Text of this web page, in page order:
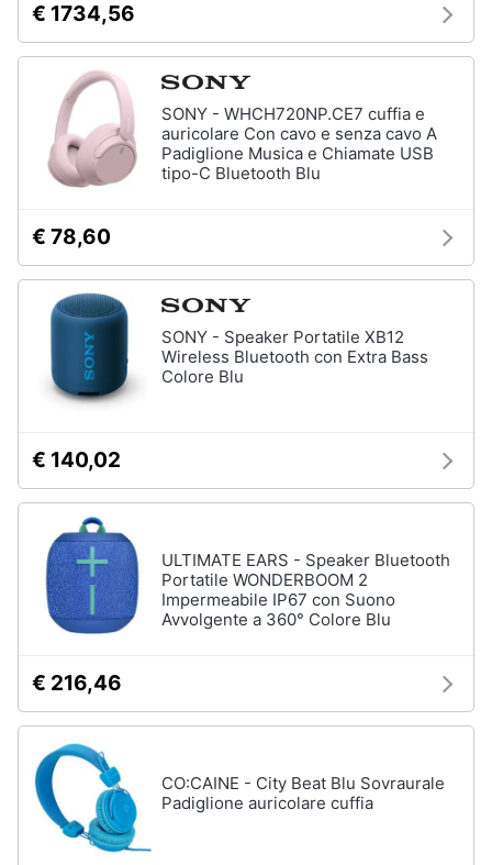
€ 1734,56
SONY - WHCH720NP.CE7 cuffia e
auricolare Con cavo e senza cavo A
Padiglione Musica e Chiamate USB
tipo-C Bluetooth Blu
€ 78,60
SONY - Speaker Portatile XB12
Wireless Bluetooth con Extra Bass
Colore Blu
€ 140,02
ULTIMATE EARS - Speaker Bluetooth
Portatile WONDERBOOM 2
Impermeabile IP67 con Suono
Avvolgente a 360° Colore Blu
€ 216,46
CO:CAINE - City Beat Blu Sovraurale
Padiglione auricolare cuffia